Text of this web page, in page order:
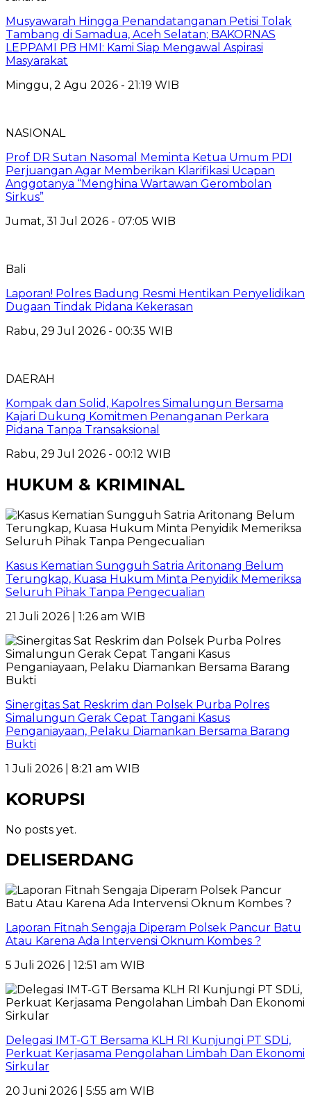
Musyawarah Hingga Penandatanganan Petisi Tolak
Tambang di Samadua, Aceh Selatan; BAKORNAS
LEPPAMI PB HMI: Kami Siap Mengawal Aspirasi
Masyarakat
Minggu, 2 Agu 2026 - 21:19 WIB
NASIONAL
Prof DR Sutan Nasomal Meminta Ketua Umum PDI
Perjuangan Agar Memberikan Klarifikasi Ucapan
Anggotanya “Menghina Wartawan Gerombolan
Sirkus”
Jumat, 31 Jul 2026 - 07:05 WIB
Bali
Laporan! Polres Badung Resmi Hentikan Penyelidikan
Dugaan Tindak Pidana Kekerasan
Rabu, 29 Jul 2026 - 00:35 WIB
DAERAH
Kompak dan Solid, Kapolres Simalungun Bersama
Kajari Dukung Komitmen Penanganan Perkara
Pidana Tanpa Transaksional
Rabu, 29 Jul 2026 - 00:12 WIB
HUKUM & KRIMINAL
Kasus Kematian Sungguh Satria Aritonang Belum
Terungkap, Kuasa Hukum Minta Penyidik Memeriksa
Seluruh Pihak Tanpa Pengecualian
21 Juli 2026 | 1:26 am WIB
Sinergitas Sat Reskrim dan Polsek Purba Polres
Simalungun Gerak Cepat Tangani Kasus
Penganiayaan, Pelaku Diamankan Bersama Barang
Bukti
1 Juli 2026 | 8:21 am WIB
KORUPSI
No posts yet.
DELISERDANG
Laporan Fitnah Sengaja Diperam Polsek Pancur Batu
Atau Karena Ada Intervensi Oknum Kombes ?
5 Juli 2026 | 12:51 am WIB
Delegasi IMT-GT Bersama KLH RI Kunjungi PT SDLi,
Perkuat Kerjasama Pengolahan Limbah Dan Ekonomi
Sirkular
20 Juni 2026 | 5:55 am WIB